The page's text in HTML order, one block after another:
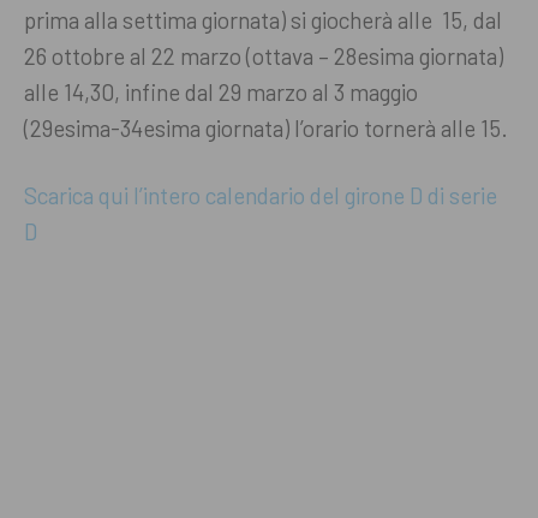
prima alla settima giornata) si giocherà alle 15, dal
26 ottobre al 22 marzo (ottava – 28esima giornata)
alle 14,30, infine dal 29 marzo al 3 maggio
(29esima-34esima giornata) l’orario tornerà alle 15.
Scarica qui l’intero calendario del girone D di serie
D